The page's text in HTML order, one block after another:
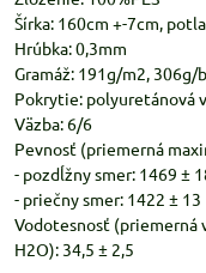
Šírka: 160cm +-7cm,
Hrúbka: 0,3mm
Gramáž: 191g/m2, 306g/
Pokrytie: polyuretánová
Väzba: 6/6
Pevnosť (priemerná
- pozdĺžny smer: 1469 ±
- priečny smer: 1422 ± 13
Vodotesnosť (priemerná
H2O): 34,5 ± 2,5